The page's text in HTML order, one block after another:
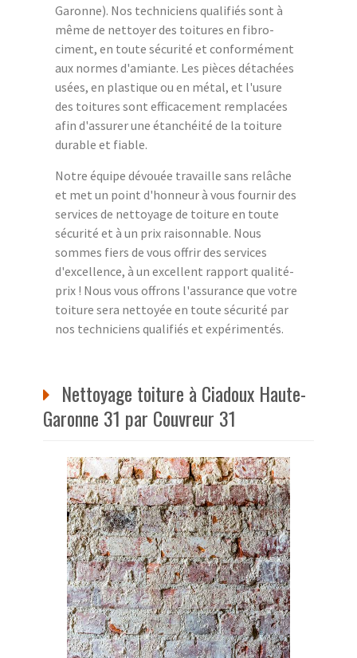
Garonne). Nos techniciens qualifiés sont à
même de nettoyer des toitures en fibro-
ciment, en toute sécurité et conformément
aux normes d'amiante. Les pièces détachées
usées, en plastique ou en métal, et l'usure
des toitures sont efficacement remplacées
afin d'assurer une étanchéité de la toiture
durable et fiable.
Notre équipe dévouée travaille sans relâche
et met un point d'honneur à vous fournir des
services de nettoyage de toiture en toute
sécurité et à un prix raisonnable. Nous
sommes fiers de vous offrir des services
d'excellence, à un excellent rapport qualité-
prix ! Nous vous offrons l'assurance que votre
toiture sera nettoyée en toute sécurité par
nos techniciens qualifiés et expérimentés.
Nettoyage toiture à Ciadoux Haute-
Garonne 31 par Couvreur 31